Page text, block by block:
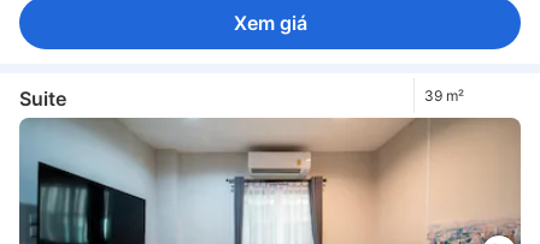
Xem giá
Suite 39 m²